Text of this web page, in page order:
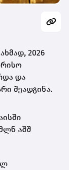
2026
და
შეადგინა.
აშშ